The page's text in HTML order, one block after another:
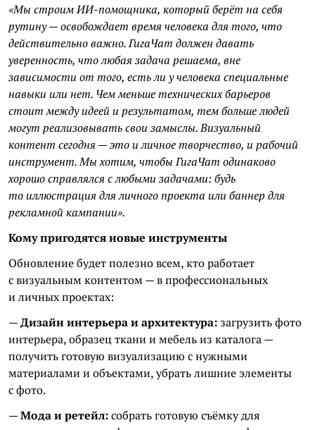
«Мы строим ИИ-помощника, который берёт на себя
рутину — освобождает время человека для того, что
действительно важно. ГигаЧат должен давать
уверенность, что любая задача решаема, вне
зависимости от того, есть ли у человека специальные
навыки или нет. Чем меньше технических барьеров
стоит между идеей и результатом, тем больше людей
могут реализовывать свои замыслы. Визуальный
контент сегодня — это и личное творчество, и рабочий
инструмент. Мы хотим, чтобы ГигаЧат одинаково
хорошо справлялся с любыми задачами: будь
то иллюстрация для личного проекта или баннер для
рекламной кампании».
Кому пригодятся новые инструменты
Обновление будет полезно всем, кто работает
с визуальным контентом — в профессиональных
и личных проектах:
—Дизайн интерьера и архитектура: загрузить фото
интерьера, образец ткани и мебель из каталога —
получить готовую визуализацию с нужными
материалами и объектами, убрать лишние элементы
с фото.
—Мода и ретейл:собрать готовую съёмку для